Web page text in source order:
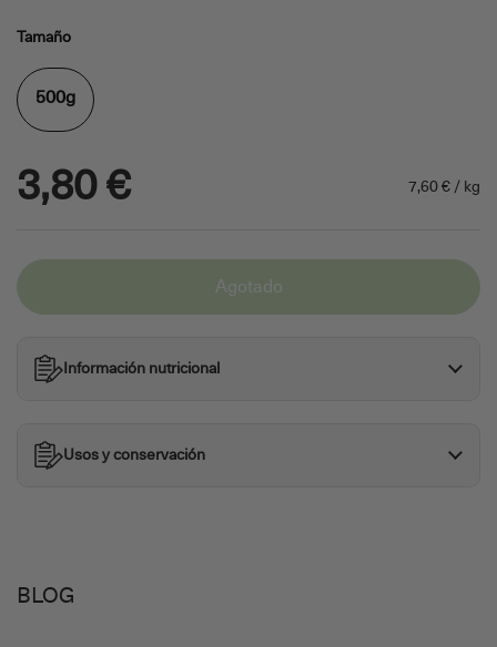
Tamaño
500g
3,80 € 7,60 € / kg
Agotado
Información nutricional
Usos y conservación
BLOG